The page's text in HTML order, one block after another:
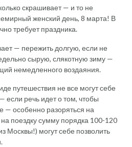
скрашивает — и то не
женский день, 8 марта! В
требует праздника.
— пережить долгую, если не
сырую, слякотную зиму —
немедленного воздаяния.
путешествия не все могут себе
если речь идет о том, чтобы
— особенно разоряться на
поездку сумму порядка 100-120
Москвы!) могут себе позволить